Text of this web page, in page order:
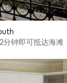
分钟即可抵达海滩